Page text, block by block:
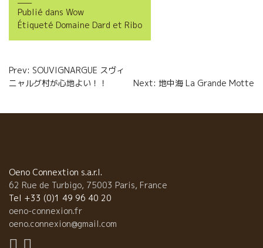
b
o
k
t
e
g
Publié dans Wow
Étiqueté Domaine Dard et Ribo
Navigation
de
l’article
Prev: SOUVIGNARGUE スヴィ
ニャルグ村が心地よい！！
Next: 地中海 La Grande Motte
Oeno Connextion s.a.r.l.
62 Rue de Turbigo, 75003 Paris, France
Tel +33 (0)1 49 96 40 20
oeno-connexion.fr
oeno.connexion@gmail.com